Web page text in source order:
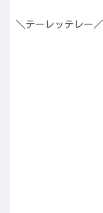
＼テーレッテレー／